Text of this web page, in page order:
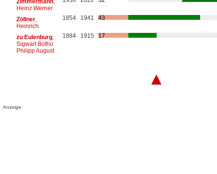
Heinz Werner
Zöllner,
Heinrich
1854 1941 43
zu Eulenburg,
Sigwart Botho
Philipp August
1884 1915 17
▲
Anzeige